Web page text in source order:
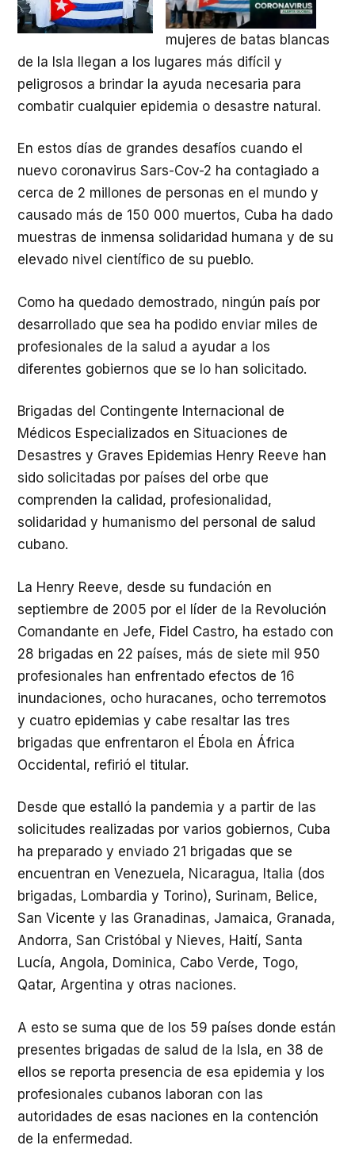
mujeres de batas blancas
de la Isla llegan a los lugares más difícil y
peligrosos a brindar la ayuda necesaria para
combatir cualquier epidemia o desastre natural.
En estos días de grandes desafíos cuando el
nuevo coronavirus Sars-Cov-2 ha contagiado a
cerca de 2 millones de personas en el mundo y
causado más de 150 000 muertos, Cuba ha dado
muestras de inmensa solidaridad humana y de su
elevado nivel científico de su pueblo.
Como ha quedado demostrado, ningún país por
desarrollado que sea ha podido enviar miles de
profesionales de la salud a ayudar a los
diferentes gobiernos que se lo han solicitado.
Brigadas del Contingente Internacional de
Médicos Especializados en Situaciones de
Desastres y Graves Epidemias Henry Reeve han
sido solicitadas por países del orbe que
comprenden la calidad, profesionalidad,
solidaridad y humanismo del personal de salud
cubano.
La Henry Reeve, desde su fundación en
septiembre de 2005 por el líder de la Revolución
Comandante en Jefe, Fidel Castro, ha estado con
28 brigadas en 22 países, más de siete mil 950
profesionales han enfrentado efectos de 16
inundaciones, ocho huracanes, ocho terremotos
y cuatro epidemias y cabe resaltar las tres
brigadas que enfrentaron el Ébola en África
Occidental, refirió el titular.
Desde que estalló la pandemia y a partir de las
solicitudes realizadas por varios gobiernos, Cuba
ha preparado y enviado 21 brigadas que se
encuentran en Venezuela, Nicaragua, Italia (dos
brigadas, Lombardia y Torino), Surinam, Belice,
San Vicente y las Granadinas, Jamaica, Granada,
Andorra, San Cristóbal y Nieves, Haití, Santa
Lucía, Angola, Dominica, Cabo Verde, Togo,
Qatar, Argentina y otras naciones.
A esto se suma que de los 59 países donde están
presentes brigadas de salud de la Isla, en 38 de
ellos se reporta presencia de esa epidemia y los
profesionales cubanos laboran con las
autoridades de esas naciones en la contención
de la enfermedad.